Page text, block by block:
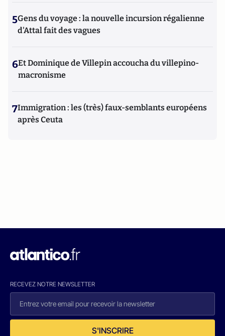
5Gens du voyage : la nouvelle incursion régalienne
d'Attal fait des vagues
6Et Dominique de Villepin accoucha du villepino-
macronisme
7Immigration : les (très) faux-semblants européens
après Ceuta
RECEVEZ NOTRE NEWSLETTER
S'INSCRIRE